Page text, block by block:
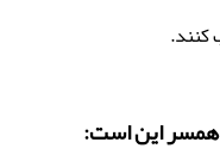
کنند.
همسر این است: